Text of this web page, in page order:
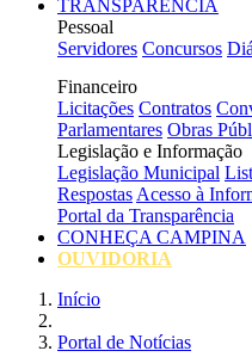
TRANSPARÊNCIA
Pessoal
Servidores Concursos
Financeiro
Licitações Contratos
Parlamentares Obras
Legislação e Informação
Legislação Municipal
Respostas Acesso à
Portal da Transparência
CONHEÇA CAMPINA
OUVIDORIA
Início
Portal de Notícias